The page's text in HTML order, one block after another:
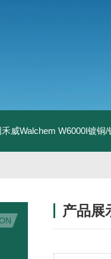
禾威Walchem W6000I镀铜
产品展